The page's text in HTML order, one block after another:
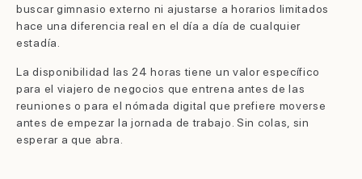
buscar gimnasio externo ni ajustarse a horarios limitados
hace una diferencia real en el día a día de cualquier
estadía.
La disponibilidad las 24 horas tiene un valor específico
para el viajero de negocios que entrena antes de las
reuniones o para el nómada digital que prefiere moverse
antes de empezar la jornada de trabajo. Sin colas, sin
esperar a que abra.